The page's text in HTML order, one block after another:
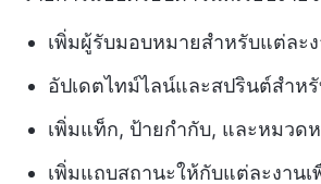
เพิ่มผู้รับมอบหมายสำหรับแต่ละ
อัปเดตไทม์ไลน์และสปรินต์สำห
เพิ่มแท็ก, ป้ายกำกับ, และหมวด
เพิ่มแถบสถานะให้กับแต่ละงาน